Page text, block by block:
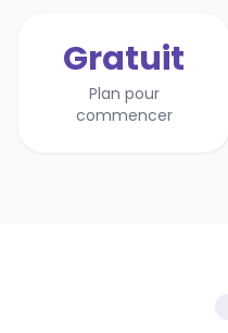
Gratuit
Plan pour
commencer